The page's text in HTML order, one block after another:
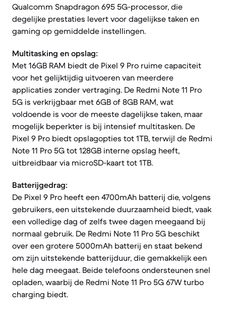
Qualcomm Snapdragon 695 5G-processor, die
degelijke prestaties levert voor dagelijkse taken en
gaming op gemiddelde instellingen.
Multitasking en opslag:
Met 16GB RAM biedt de Pixel 9 Pro ruime capaciteit
voor het gelijktijdig uitvoeren van meerdere
applicaties zonder vertraging. De Redmi Note 11 Pro
5G is verkrijgbaar met 6GB of 8GB RAM, wat
voldoende is voor de meeste dagelijkse taken, maar
mogelijk beperkter is bij intensief multitasken. De
Pixel 9 Pro biedt opslagopties tot 1TB, terwijl de Redmi
Note 11 Pro 5G tot 128GB interne opslag heeft,
uitbreidbaar via microSD-kaart tot 1TB.
Batterijgedrag:
De Pixel 9 Pro heeft een 4700mAh batterij die, volgens
gebruikers, een uitstekende duurzaamheid biedt, vaak
een volledige dag of zelfs twee dagen meegaand bij
normaal gebruik. De Redmi Note 11 Pro 5G beschikt
over een grotere 5000mAh batterij en staat bekend
om zijn uitstekende batterijduur, die gemakkelijk een
hele dag meegaat. Beide telefoons ondersteunen snel
opladen, waarbij de Redmi Note 11 Pro 5G 67W turbo
charging biedt.